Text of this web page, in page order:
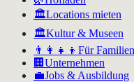
🏛️Locations mieten
🏛Kultur & Museen
👨‍👩‍👧‍👦 Für
🏢 Unternehmen
💼Jobs & Ausbildung